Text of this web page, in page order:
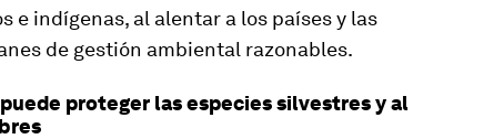
e indígenas, al alentar a los países y las
de gestión ambiental razonables.
proteger las especies silvestres y al